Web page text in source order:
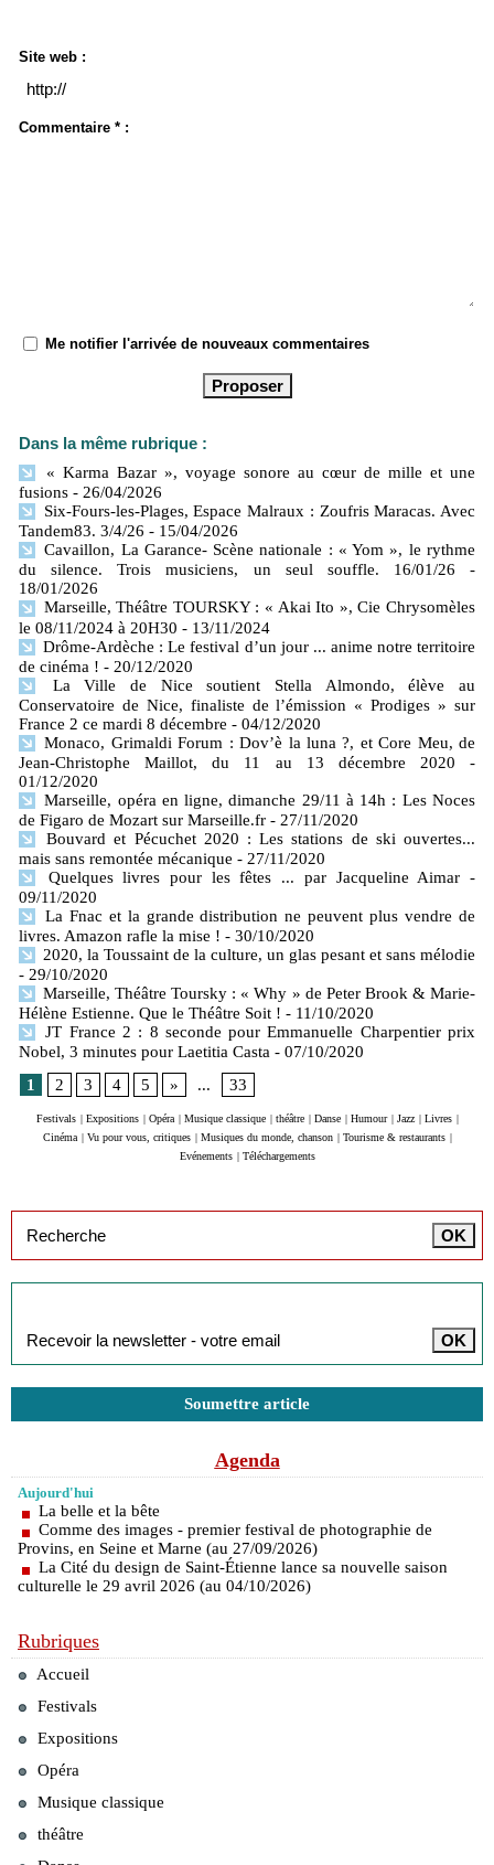
Site web :
Commentaire * :
Me notifier l'arrivée de nouveaux commentaires
Dans la même rubrique :
« Karma Bazar », voyage sonore au cœur de mille et une
fusions - 26/04/2026
Six-Fours-les-Plages, Espace Malraux : Zoufris Maracas. Avec
Tandem83. 3/4/26 - 15/04/2026
Cavaillon, La Garance- Scène nationale : « Yom », le rythme
du silence. Trois musiciens, un seul souffle. 16/01/26
-
18/01/2026
Marseille, Théâtre TOURSKY : « Akai Ito », Cie Chrysomèles
le 08/11/2024 à 20H30 - 13/11/2024
Drôme-Ardèche : Le festival d’un jour ... anime notre territoire
de cinéma ! - 20/12/2020
La Ville de Nice soutient Stella Almondo, élève au
Conservatoire de Nice, finaliste de l’émission « Prodiges » sur
France 2 ce mardi 8 décembre - 04/12/2020
Monaco, Grimaldi Forum : Dov’è la luna ?, et Core Meu, de
Jean-Christophe Maillot, du 11 au 13 décembre 2020
-
01/12/2020
Marseille, opéra en ligne, dimanche 29/11 à 14h : Les Noces
de Figaro de Mozart sur Marseille.fr - 27/11/2020
Bouvard et Pécuchet 2020 : Les stations de ski ouvertes...
mais sans remontée mécanique - 27/11/2020
Quelques livres pour les fêtes ... par Jacqueline Aimar -
09/11/2020
La Fnac et la grande distribution ne peuvent plus vendre de
livres. Amazon rafle la mise ! - 30/10/2020
2020, la Toussaint de la culture, un glas pesant et sans mélodie
- 29/10/2020
Marseille, Théâtre Toursky : « Why » de Peter Brook & Marie-
Hélène Estienne. Que le Théâtre Soit ! - 11/10/2020
JT France 2 : 8 seconde pour Emmanuelle Charpentier prix
Nobel, 3 minutes pour Laetitia Casta - 07/10/2020
1
2 3 4 5 » ... 33
Festivals | Expositions | Opéra | Musique classique | théâtre | Danse | Humour | Jazz | Livres |
Cinéma | Vu pour vous, critiques | Musiques du monde, chanson | Tourisme & restaurants |
Evénements | Téléchargements
Soumettre article
Agenda
Aujourd'hui
La belle et la bête
Comme des images - premier festival de photographie de
Provins, en Seine et Marne (au 27/09/2026)
La Cité du design de Saint-Étienne lance sa nouvelle saison
culturelle le 29 avril 2026 (au 04/10/2026)
Rubriques
Accueil
Festivals
Expositions
Opéra
Musique classique
théâtre